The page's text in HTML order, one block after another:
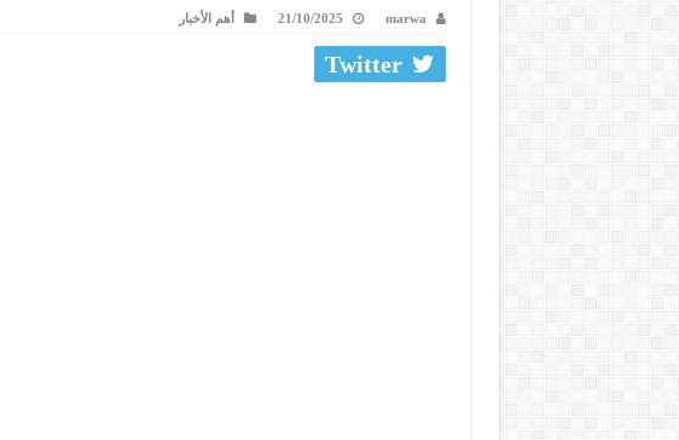
marwa
21/10/2025 أهم الأخبار
Twitter